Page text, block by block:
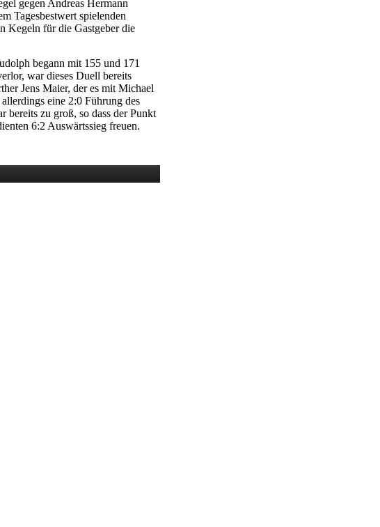
gegen Andreas Hermann
Tagesbestwert spielenden
Kegeln für die Gastgeber die
begann mit 155 und 171
war dieses Duell bereits
Jens Maier, der es mit Michael
eine 2:0 Führung des
bereits zu groß, so dass der Punkt
6:2 Auswärtssieg freuen.